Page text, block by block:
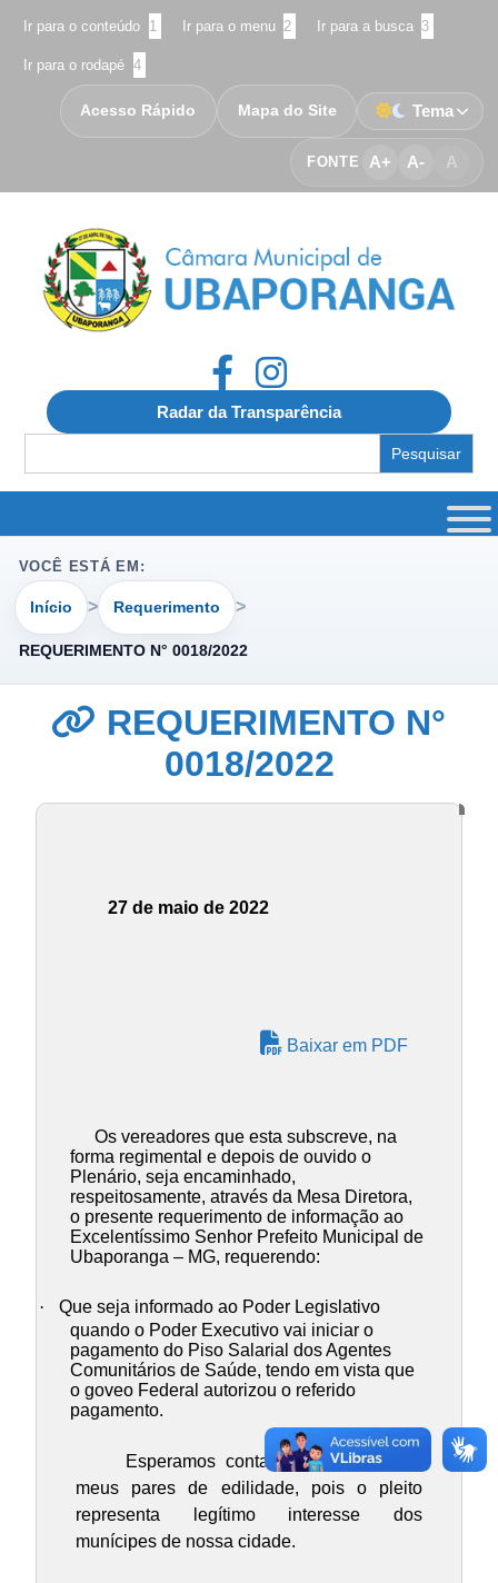
Ir para o conteúdo 1 Ir para o menu 2 Ir para a busca 3
Ir para o rodapé 4
FONTE A+ A- A
Acesso Rápido Mapa do Site Tema
Radar da Transparência
for:
VOCÊ ESTÁ EM:
Início Requerimento
REQUERIMENTO N° 0018/2022
REQUERIMENTO N°
0018/2022
27 de maio de 2022
Baixar em PDF
Os vereadores que esta subscreve, na
forma regimental e depois de ouvido o
Plenário, seja encaminhado,
respeitosamente, através da Mesa Diretora,
o presente requerimento de informação ao
Excelentíssimo Senhor Prefeito Municipal de
Ubaporanga – MG, requerendo:
·
Que seja informado ao Poder Legislativo
quando o Poder Executivo vai iniciar o
pagamento do Piso Salarial dos Agentes
Comunitários de Saúde, tendo em vista que
o goveo Federal autorizou o referido
pagamento.
Esperamos contar com o apoio de
meus pares de edilidade, pois o pleito
representa legítimo interesse dos
munícipes de nossa cidade.